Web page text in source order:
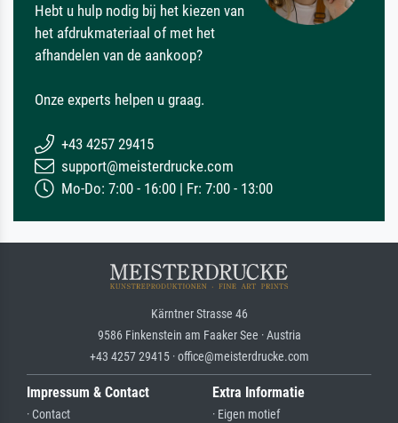
Hebt u hulp nodig bij het kiezen van
het afdrukmateriaal of met het
afhandelen van de aankoop?
Onze experts helpen u graag.
+43 4257 29415
support@meisterdrucke.com
Mo-Do: 7:00 - 16:00 | Fr: 7:00 - 13:00
Kärntner Strasse 46
9586 Finkenstein am Faaker See · Austria
+43 4257 29415 · office@meisterdrucke.com
Impressum & Contact
· Contact
Extra Informatie
· Eigen motief